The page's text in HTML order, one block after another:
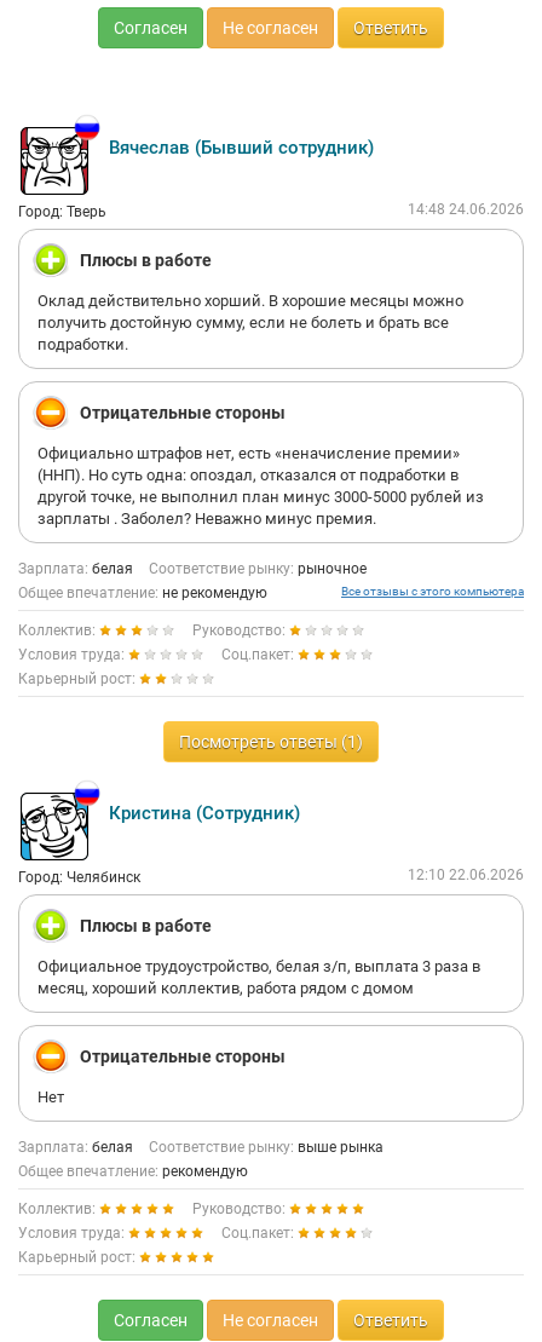
КОПИЯ ОСТАЕТСЯ В ОТДЕЛЕ КАДРОВ, ВТОРАЯ ДОЛЖНА БЫТЬ
ВЫДАНА ВАМ НА РУКИ, НО НА РУКИ ОНИ ВАМ НИЧЕГО НЕ
УВОЛЬНЕНИИ ОНА БУДЕТ РАВНА 40 РУБ В ЧАС УМНОЖЕННАЯ
НА КОЛИЧЕСТВО ЧАСОВ ОТРАБОТАННЫХ ПО ДОГОВОРУ (10-11
ЧАСОВ В ДЕНЬ, НЕ 14-15 ПО ФАКТУ).
Итог: я провела в КБ 12 часов стажировки и почти 15 часов
работы в ужасных условиях и ничего не получила за свой
труд. мое мнение: КБ это лохотрон крупного масштабы. я не
понимаю, как данная компания может существовать и
уходить от ответственности.
Согласен Не согласен Ответить
Вячеслав (Бывший сотрудник)
Город: Тверь 14:48 24.06.2026
Плюсы в работе
Оклад действительно хорший. В хорошие месяцы можно
получить достойную сумму, если не болеть и брать все
подработки.
Отрицательные стороны
Официально штрафов нет, есть «неначисление премии»
(ННП). Но суть одна: опоздал, отказался от подработки в
другой точке, не выполнил план минус 3000-5000 рублей из
зарплаты . Заболел? Неважно минус премия.
Зарплата: белая Соответствие рынку: рыночное
Общее впечатление: не рекомендую Все отзывы с этого компьютера
Коллектив:
Руководство:
Условия труда:
Соц.пакет:
Карьерный рост:
Посмотреть ответы (1)
Кристина (Сотрудник)
Город: Челябинск 12:10 22.06.2026
Плюсы в работе
Официальное трудоустройство, белая з/п, выплата 3 раза в
месяц, хороший коллектив, работа рядом с домом
Отрицательные стороны
Нет
Зарплата: белая Соответствие рынку: выше рынка
Общее впечатление: рекомендую
Коллектив:
Руководство:
Условия труда:
Соц.пакет:
Карьерный рост:
Согласен Не согласен Ответить